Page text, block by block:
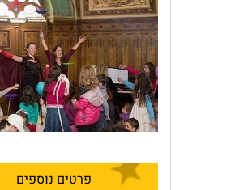
פרטים נוספים